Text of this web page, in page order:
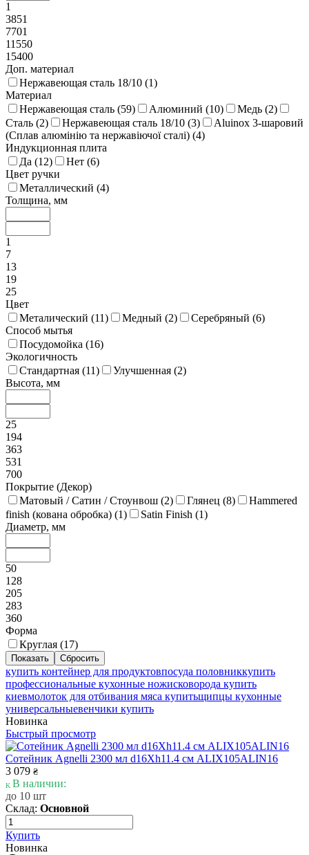
1
3851
7701
11550
15400
Доп. материал
Нержавеющая сталь 18/10 (1)
Материал
Нержавеющая сталь (59) Алюминий (10) Медь (2)
Сталь (2) Нержавеющая сталь 18/10 (3)
Aluinox 3-шаровий
(Сплав алюмінію та нержавіючої сталі) (4)
Индукционная плита
Да (12) Нет (6)
Цвет ручки
Металлический (4)
Толщина, мм
1
7
13
19
25
Цвет
Металический (11) Медный (2) Серебряный (6)
Способ мытья
Посудомойка (16)
Экологичность
Стандартная (11) Улучшенная (2)
Высота, мм
25
194
363
531
700
Покрытие (Декор)
Матовый / Сатин / Стоунвош (2) Глянец (8)
Hammered
finish (кована обробка) (1) Satin Finish (1)
Диаметр, мм
50
128
205
283
360
Форма
Круглая (17)
купить контейнер для продуктовпосуда половниккупить
профессиональные кухонные ножисковорода купить
киевмолоток для отбивания мяса купитьщипцы кухонные
универсальныевенчики купить
Новинка
Быстрый просмотр
Сотейник Agnelli 2300 мл d16Xh11.4 см ALIX105ALIN16
3 079 ₴
В наличии:
до 10 шт
Склад: Основной
Купить
Новинка